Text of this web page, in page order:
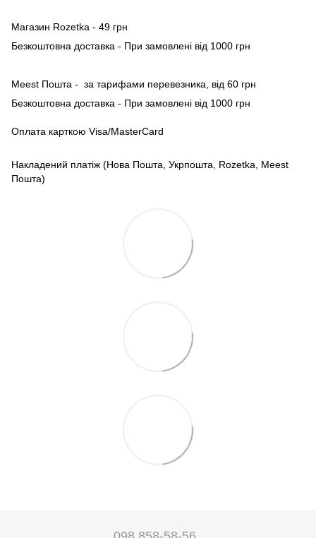
Магазин Rozetka - 49 грн
Безкоштовна доставка - При замовлені від 1000 грн
Meest Пошта - за тарифами перевезника, від 60 грн
Безкоштовна доставка - При замовлені від 1000 грн
Оплата карткою Visa/MasterCard
Накладений платіж (Нова Пошта, Укрпошта, Rozetka, Meest
Пошта)